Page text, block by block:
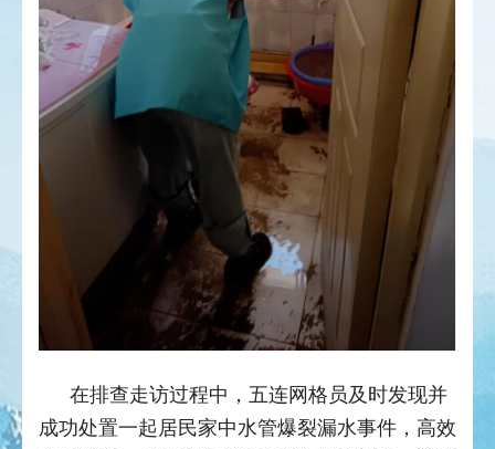
在排查走访过程中，五连网格员及时发现并
成功处置一起居民家中水管爆裂漏水事件，高效